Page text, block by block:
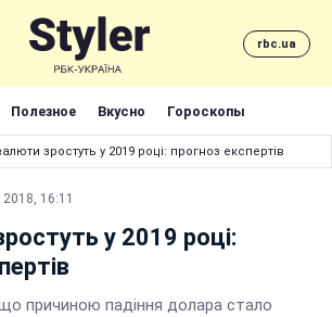
rbc.ua
Полезное Вкусно Гороскопы
зростуть у 2019 році: прогноз експертів
16:11
у 2019 році:
причиною падіння долара стало